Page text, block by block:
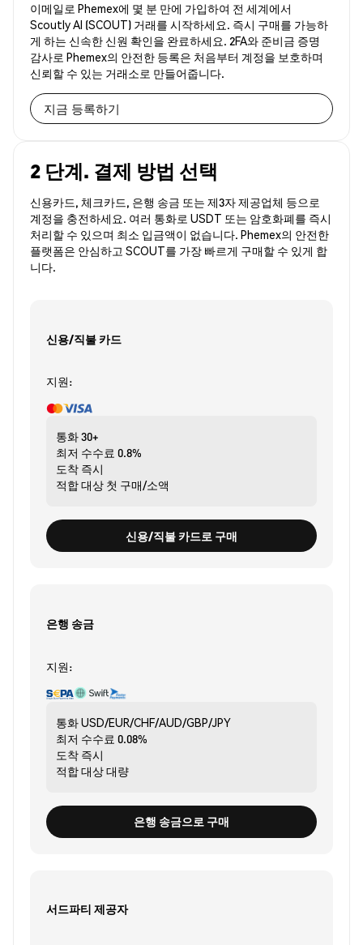
이메일로 Phemex에 몇 분 만에 가입하여 전 세계에서
Scoutly AI (SCOUT) 거래를 시작하세요. 즉시 구매를 가능하
게 하는 신속한 신원 확인을 완료하세요. 2FA와 준비금 증명
감사로 Phemex의 안전한 등록은 처음부터 계정을 보호하며
신뢰할 수 있는 거래소로 만들어줍니다.
지금 등록하기
2 단계. 결제 방법 선택
신용카드, 체크카드, 은행 송금 또는 제3자 제공업체 등으로
계정을 충전하세요. 여러 통화로 USDT 또는 암호화폐를 즉시
처리할 수 있으며 최소 입금액이 없습니다. Phemex의 안전한
플랫폼은 안심하고 SCOUT를 가장 빠르게 구매할 수 있게 합
니다.
신용/직불 카드
지원:
통화30+
최저 수수료 0.8%
도착 즉시
적합 대상 첫 구매/소액
신용/직불 카드로 구매
은행 송금
지원:
통화USD/EUR/CHF/AUD/GBP/JPY
최저 수수료 0.08%
도착 즉시
적합 대상대량
은행 송금으로 구매
서드파티 제공자